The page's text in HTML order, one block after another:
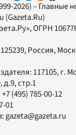
2026) – Главные
(Gazeta.Ru)
, ОГРН
Россия,
117105, г.
стр.1
+7 (495) 785-00-12
01
gazeta@gazeta.ru